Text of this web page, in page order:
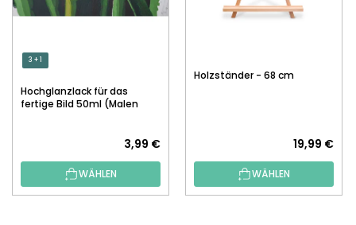
3 + 1
Hochglanzlack für das
fertige Bild 50ml (Malen
3,99 €
WÄHLEN
Holzständer - 68 cm
19,99 €
WÄHLEN